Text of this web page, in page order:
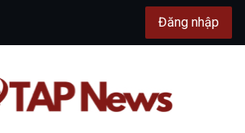
Đăng nhập